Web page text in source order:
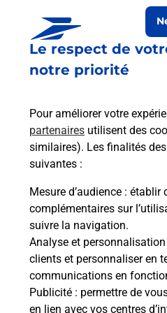
Le respect de
notre priorité
Pour améliorer votre
partenaires utilisent des
similaires). Les finalités
suivantes :
Mesure d’audience : établir
complémentaires sur
suivre la navigation.
Analyse et personnalisation
clients et personnaliser en
communications en
Publicité : permettre de
en lien avec vos centres
Prochaine collecte du
4 Place De L Eglise
35133 Saint Sauveur Des
Itinéraire
Le lien s'ouvre dans un nouvel